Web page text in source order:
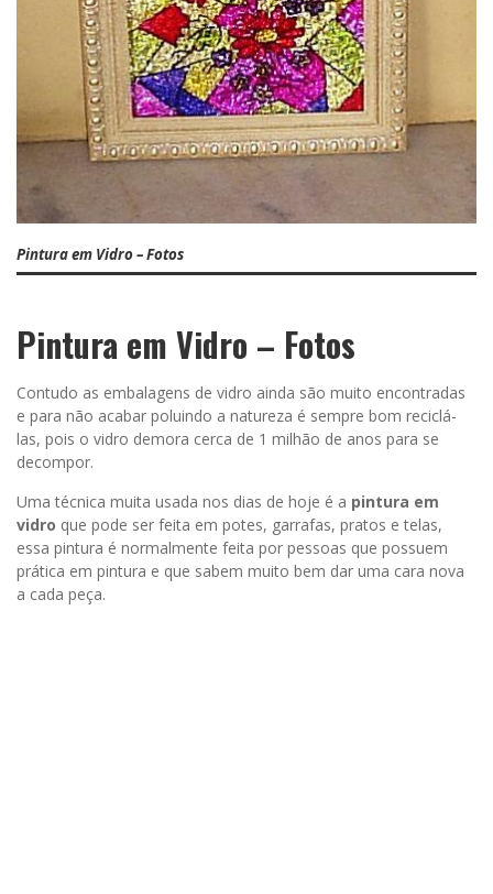
Pintura em Vidro – Fotos
Pintura em Vidro – Fotos
Contudo as embalagens de vidro ainda são muito encontradas
e para não acabar poluindo a natureza é sempre bom reciclá-
las, pois o vidro demora cerca de 1 milhão de anos para se
decompor.
Uma técnica muita usada nos dias de hoje é a pintura em
vidro que pode ser feita em potes, garrafas, pratos e telas,
essa pintura é normalmente feita por pessoas que possuem
prática em pintura e que sabem muito bem dar uma cara nova
a cada peça.